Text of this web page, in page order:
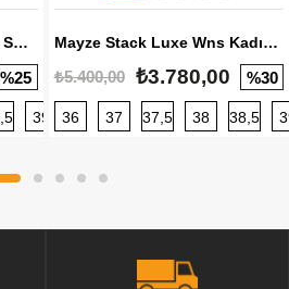
Rs-X Efekt Gradient Erkek Sneaker
%25
39 40 40,5 41 42 42,5
Mayze Stack Luxe Wns Kadın Sneaker
₺5.400,00 ₺3.780,00 %30
36 37 37,5 38 38,5